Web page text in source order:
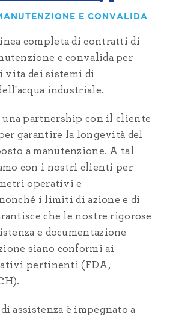
E CONVALIDA
completa di contratti di
e convalida per
vita dei sistemi di
industriale.
una partnership con il cliente
garantire la longevità del
a manutenzione. A tal
con i nostri clienti per
operativi e
i limiti di azione e di
che le nostre rigorose
e documentazione
siano conformi ai
pertinenti (FDA,
assistenza è impegnato a